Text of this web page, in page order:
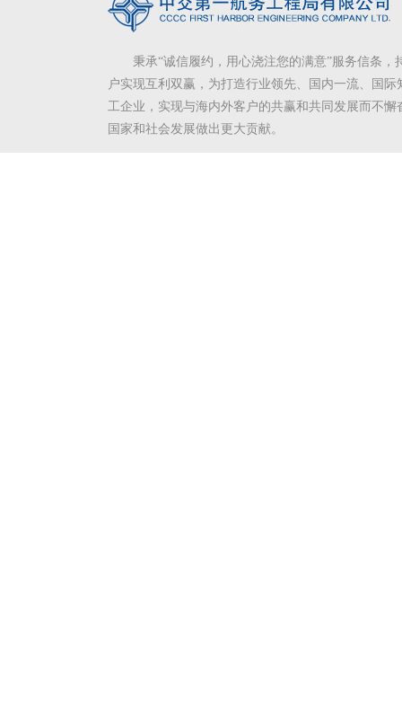
秉承“诚信履约，用心浇注您的满意”服务信条，
户实现互利双赢，为打造行业领先、国内一流、国际
工企业，实现与海内外客户的共赢和共同发展而不懈
国家和社会发展做出更大贡献。